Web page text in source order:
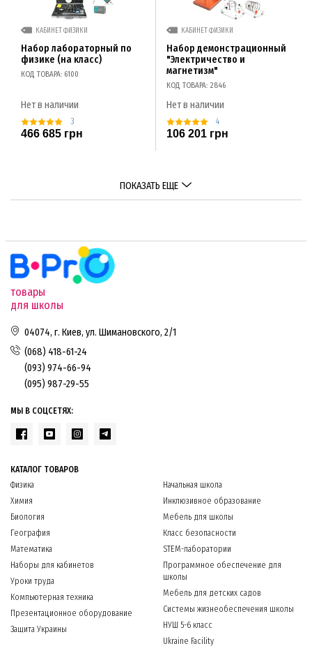
КАБИНЕТ ФИЗИКИ
Набор лабораторный по
физике (на класс)
КОД ТОВАРА: 6100
Нет в наличии
3
466 685 грн
КАБИНЕТ ФИЗИКИ
Набор демонстрационный
"Электричество и
магнетизм"
КОД ТОВАРА: 2846
Нет в наличии
4
106 201 грн
ПОКАЗАТЬ ЕЩЕ
товары
для школы
04074, г. Киев, ул. Шимановского, 2/1
(068) 418-61-24
(093) 974-66-94
(095) 987-29-55
МЫ В СОЦСЕТЯХ:
КАТАЛОГ ТОВАРОВ
Физика
Химия
Биология
География
Математика
Наборы для кабинетов
Уроки труда
Компьютерная техника
Презентационное оборудование
Защита Украины
Начальная школа
Инклюзивное образование
Мебель для школы
Класс безопасности
STEM-лаборатории
Программное обеспечение для
школы
Мебель для детских садов
Системы жизнеобеспечения школы
НУШ 5-6 класс
Ukraine Facility